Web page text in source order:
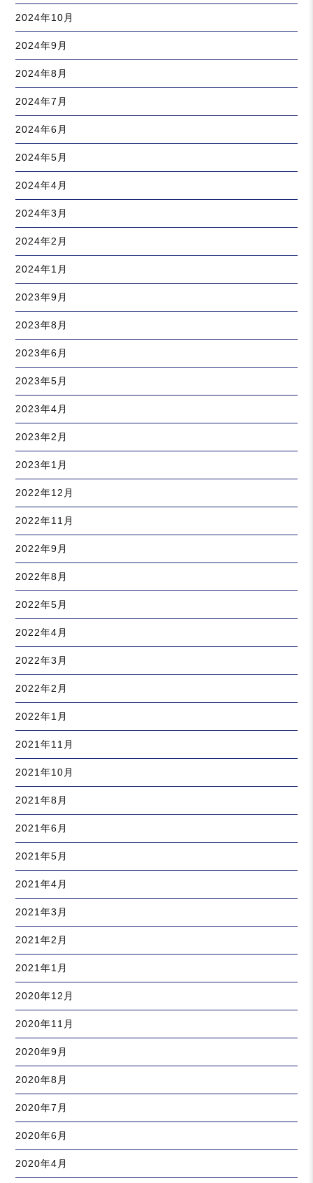
2024年10月
2024年9月
2024年8月
2024年7月
2024年6月
2024年5月
2024年4月
2024年3月
2024年2月
2024年1月
2023年9月
2023年8月
2023年6月
2023年5月
2023年4月
2023年2月
2023年1月
2022年12月
2022年11月
2022年9月
2022年8月
2022年5月
2022年4月
2022年3月
2022年2月
2022年1月
2021年11月
2021年10月
2021年8月
2021年6月
2021年5月
2021年4月
2021年3月
2021年2月
2021年1月
2020年12月
2020年11月
2020年9月
2020年8月
2020年7月
2020年6月
2020年4月